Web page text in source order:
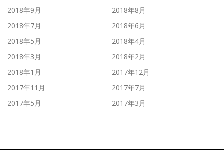
2018年9月
2018年8月
2018年7月
2018年6月
2018年5月
2018年4月
2018年3月
2018年2月
2018年1月
2017年12月
2017年11月
2017年7月
2017年5月
2017年3月